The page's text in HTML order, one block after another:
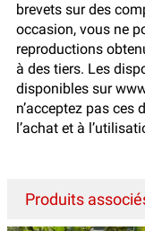
brevets sur des
occasion, vous ne
reproductions
à des tiers. Les
disponibles sur
n’acceptez pas ces
l’achat et à
Produits